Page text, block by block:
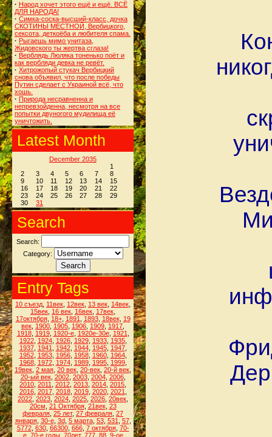
· Народ хочет этого ещё и ещё. ВСЁ
ДЛЯ НАРОДА!
· Симка-соска-высший-класс, дочка
СКОТИНЫ МЕСТНОЙ, Вербицкого,
сексота, деткоёба и любителя спама.
· Рыгаешь мимо унитаза,
Жидовского ты жертва сглаза!
· Верблядь Люляка тоненько поёт и
как вербляди девка не ревёт.
· Хитрожопый стукач Вербицкий
снова объявил, что после победы
Путин сделает с Украиной всё, что
хошь.
· Природа несравненна и
непревзойденна, несмотря на все
попытки двуногого мудилища её
уничтожить.
Latest Month
December 2035
1
2
3 4 5 6 7
8
9
10 11 12 13 14
15
16
17 18 19 20 21
22
23
24 25 26 27 28
29
30
31
Search
Search:
Category:
Entry Tags
10 съезд 11век 12век 13 век 14век
15век 16 век 16век 17век
17октября, 18+, 1891 1893, 18век, 19
век 1900 1905 1906 1909 1917
1918, 1919, 1920-е, 1920е-30е, 1921
1922, 1924, 1926, 1929, 1933, 1935,
1937, 1941 1942, 1944, 1945, 1947,
1952, 1953, 1956, 1958, 1960, 1964,
1968, 1972, 1974, 1989, 1995, 1999,
19век 2 мая 20 век 20-век 20-й век
20-ый век, 2002, 2003, 2004, 2006,
2010 2011 2012 2013 2014 2015
2016, 2017, 2018, 2019, 2020, 2021
2022 2023 2024 2025 2026 20век
20см 21 Октября, 21век, 23
февраля 25 лет, 27 февраля 27
января, 30-е, 3d, 5 марта, 53, 531 57,
5772, 630, 66300, 666, 7 октября, 70-
е, 70-е годы, 70лет, 777, 88, 9-ое